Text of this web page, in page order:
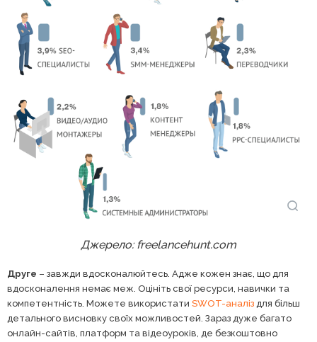
Джерело: freelancehunt.com
Друге – завжди вдосконалюйтесь. Адже кожен знає, що для
вдосконалення немає меж. Оцініть свої ресурси, навички та
компетентність. Можете використати SWOT-аналіз для більш
детального висновку своїх можливостей. Зараз дуже багато
онлайн-сайтів, платформ та відеоуроків, де безкоштовно